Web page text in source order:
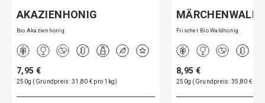
AKAZIENHONIG
Bio Akazienhonig
7,95 €
250g (Grundpreis: 31,80 € pro 1kg)
MÄRCHENWALD
Frischer Bio Waldhonig
8,95 €
250g (Grundpreis: 35,80 € pro